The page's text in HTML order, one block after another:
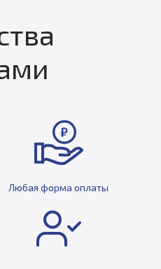
Любая форма оплаты